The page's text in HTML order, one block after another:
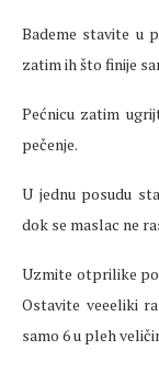
Bademe stavite u
zatim ih što finije
Pećnicu zatim
pečenje.
U jednu posudu
dok se maslac ne
Uzmite otprilike
Ostavite veeeliki
samo 6 u pleh